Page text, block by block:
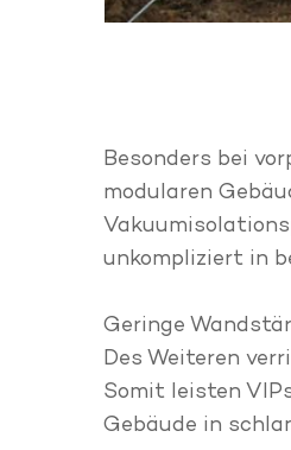
Besonders bei
modularen
unkompliziert in
Geringe
Des Weiteren
Somit leisten
Gebäude in